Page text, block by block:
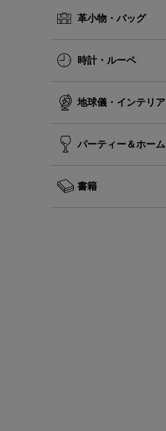
革小物・バッグ
時計・ルーペ
地球儀・インテリア
パーティー＆ホーム
書籍